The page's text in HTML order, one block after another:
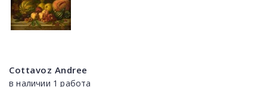
Cottavoz Andree
в наличии 1 работа